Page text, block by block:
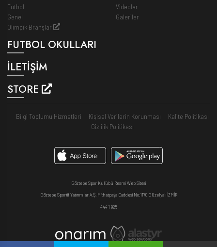
Futbol
Genel
Olimpik Branşlar
Videolar
Galeriler
FUTBOL OKULLARI
İLETİŞİM
STORE
Bilgi Toplumu Hizmetleri Kişisel Verilerin Korunması
Kalite Politikası
Gizlilik Politikası
Göztepe Spor Kulübü Resmi Web Sitesi
Göztepe Sportif Yatırımlar A.Ş. Mithatpaşa Caddesi No:1170 Güzelyalı İZMİR
444 1 925